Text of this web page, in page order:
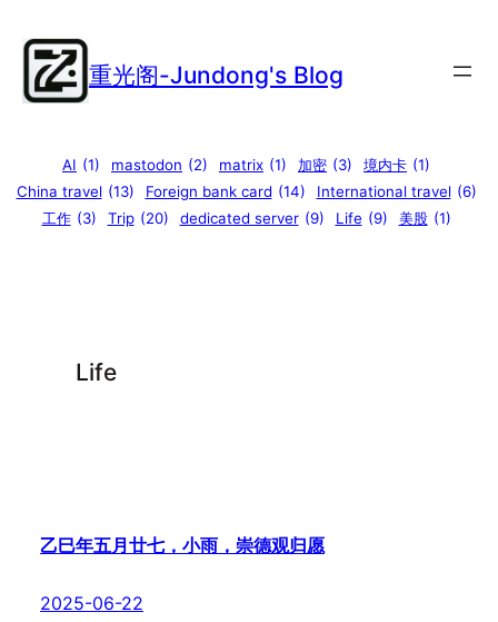
to
content
重光阁-Jundong's Blog
AI (1) mastodon (2) matrix (1) 加密 (3) 境内卡 (1)
China travel (13) Foreign bank card (14) International travel (6)
工作 (3) Trip (20) dedicated server (9) Life (9) 美股 (1)
Life
乙巳年五月廿七，小雨，崇德观归愿
2025-06-22